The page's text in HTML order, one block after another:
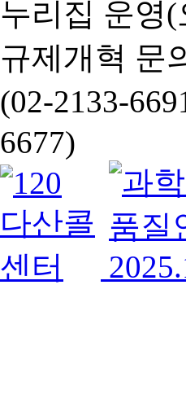
누리집 운영(
규제개혁 문
(02-2133-
6677)